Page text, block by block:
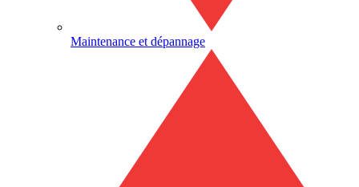
Maintenance et dépannage